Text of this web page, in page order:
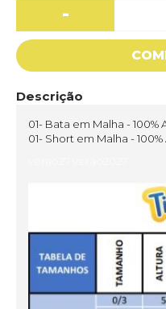
-
Descrição
01- Bata em Malha - 100%
01- Short em Malha -